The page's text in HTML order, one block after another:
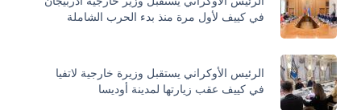
في كييف لأول مرة منذ بدء الحرب الشاملة
الرئيس الأوكراني يستقبل وزيرة خارجية لاتفيا
في كييف عقب زيارتها لمدينة أوديسا